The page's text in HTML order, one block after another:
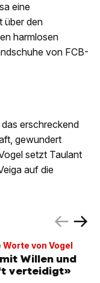
eine
über den
harmlosen
von FCB-
erschreckend
gewundert
setzt Taulant
auf die
von Vogel
Willen und
verteidigt»